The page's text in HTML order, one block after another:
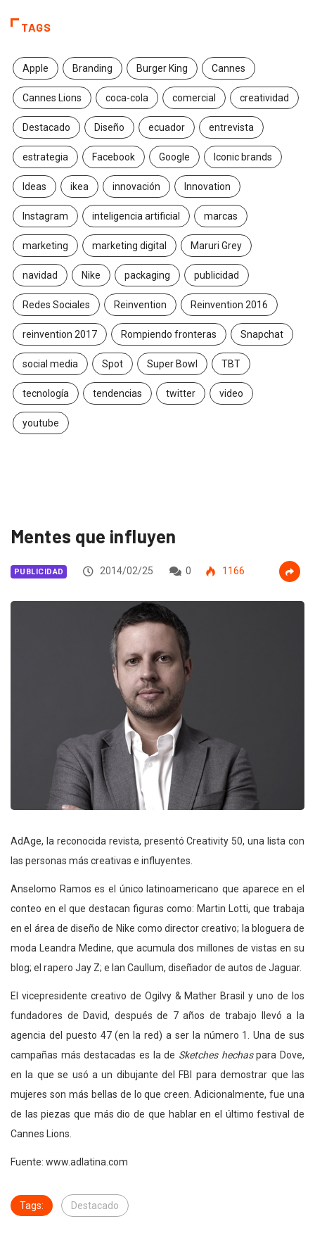
TAGS
Apple Branding Burger King Cannes
Cannes Lions coca-cola comercial creatividad
Destacado Diseño ecuador entrevista
estrategia Facebook Google Iconic brands
Ideas ikea innovación Innovation
Instagram inteligencia artificial marcas
marketing marketing digital Maruri Grey
navidad Nike packaging publicidad
Redes Sociales Reinvention Reinvention 2016
reinvention 2017 Rompiendo fronteras Snapchat
social media Spot Super Bowl TBT
tecnología tendencias twitter video
youtube
Mentes que influyen
PUBLICIDAD 2014/02/25 0 1166
AdAge, la reconocida revista, presentó Creativity 50, una lista con
las personas más creativas e influyentes.
Anselomo Ramos es el único latinoamericano que aparece en el
conteo en el que destacan figuras como: Martin Lotti, que trabaja
en el área de diseño de Nike como director creativo; la bloguera de
moda Leandra Medine, que acumula dos millones de vistas en su
blog; el rapero Jay Z; e Ian Caullum, diseñador de autos de Jaguar.
El vicepresidente creativo de Ogilvy & Mather Brasil y uno de los
fundadores de David, después de 7 años de trabajo llevó a la
agencia del puesto 47 (en la red) a ser la número 1. Una de sus
campañas más destacadas es la de Sketches hechaspara Dove,
en la que se usó a un dibujante del FBI para demostrar que las
mujeres son más bellas de lo que creen. Adicionalmente, fue una
de las piezas que más dio de que hablar en el último festival de
Cannes Lions.
Fuente: www.adlatina.com
Tags: Destacado